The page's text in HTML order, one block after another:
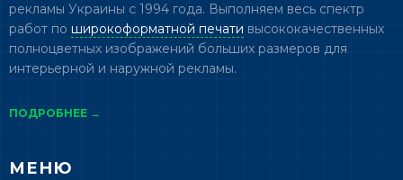
рекламы Украины с 1994 года. Выполняем весь спектр
работ по широкоформатной печати высококачественных
полноцветных изображений больших размеров для
интерьерной и наружной рекламы.
ПОДРОБНЕЕ →
МЕНЮ